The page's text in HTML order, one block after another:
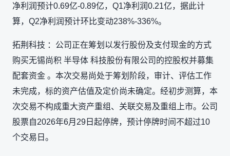
净利润预计0.69亿-0.89亿，Q1净利润0.21亿，据此计
算，Q2净利润预计环比变动238%-336%。
拓荆科技 ：公司正在筹划以发行股份及支付现金的方式
购买无锡尚积 半导体 科技股份有限公司的控股权并募集
配套资金 。本次交易尚处于筹划阶段，审计、评估工作
未完成，标的资产估值及定价尚未确定。经初步测算，本
次交易不构成重大资产重组、关联交易及重组上市。公司
股票自2026年6月29日起停牌，预计停牌时间不超过10
个交易日。